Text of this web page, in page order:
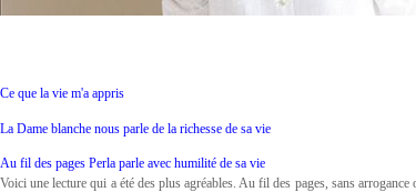
Ce que la vie m'a appris
La Dame blanche nous parle de la richesse de sa vie
Au fil des pages Perla parle avec humilité de sa vie
Voici une lecture qui a été des plus agréables. Au fil des pages, sans